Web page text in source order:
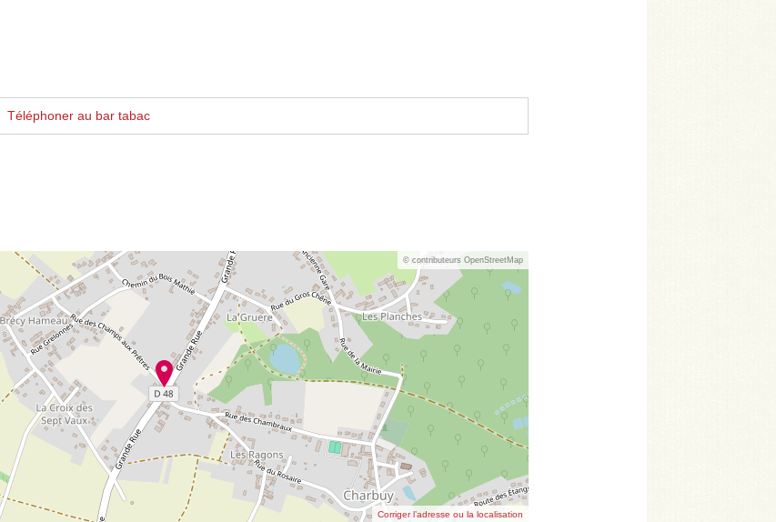
Téléphoner au bar tabac
© contributeurs OpenStreetMap
Corriger l’adresse ou la localisation